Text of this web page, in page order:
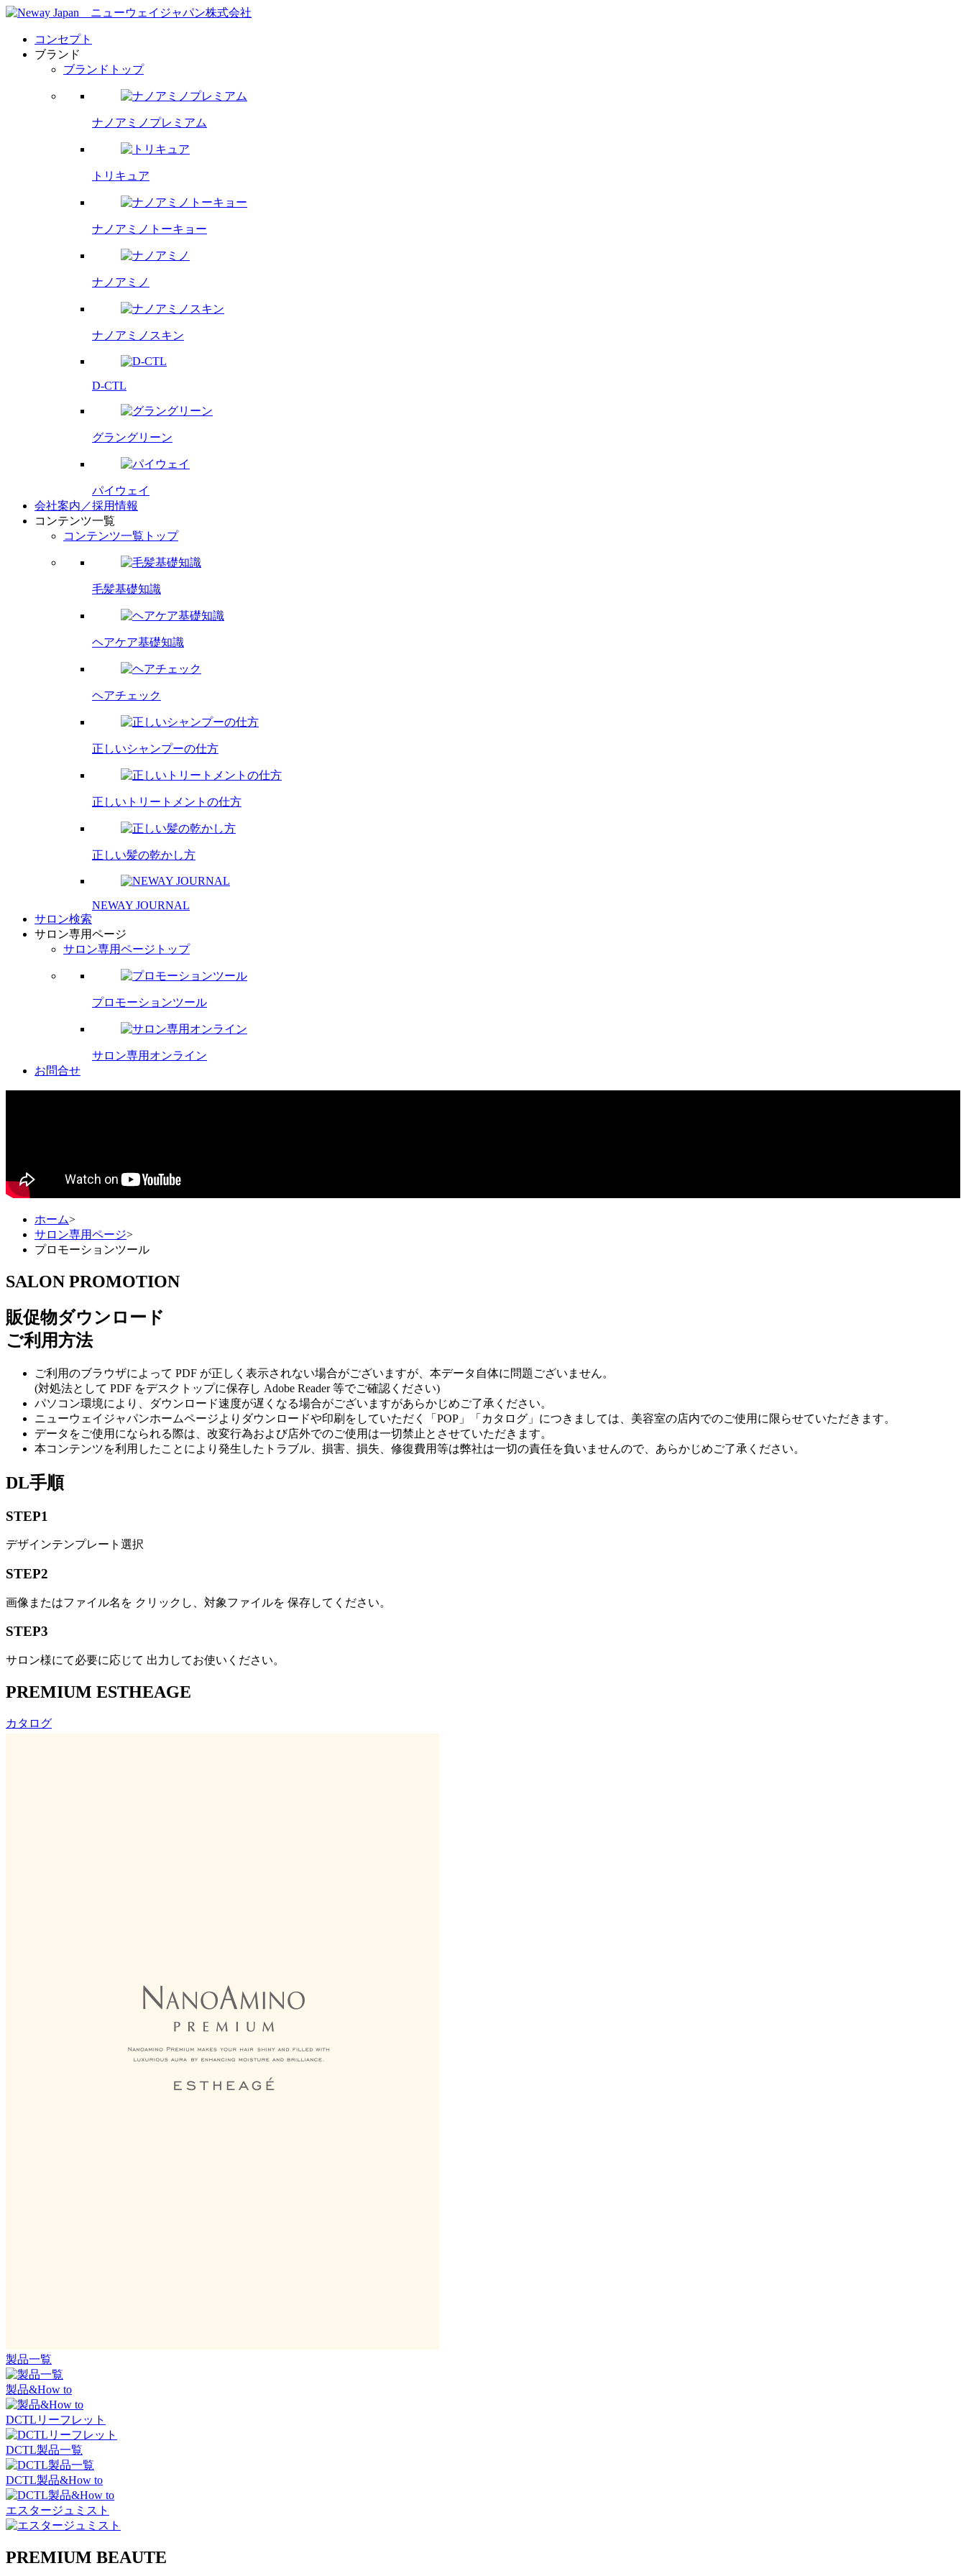
コンセプト
ブランド
ブランドトップ
ナノアミノプレミアム
トリキュア
ナノアミノトーキョー
ナノアミノ
ナノアミノスキン
D-CTL
グラングリーン
パイウェイ
会社案内／採用情報
コンテンツ一覧
コンテンツ一覧トップ
毛髪基礎知識
ヘアケア基礎知識
ヘアチェック
正しいシャンプーの仕方
正しいトリートメントの仕方
正しい髪の乾かし方
NEWAY JOURNAL
サロン検索
サロン専用ページ
サロン専用ページトップ
プロモーションツール
サロン専用オンライン
お問合せ
ホーム>
サロン専用ページ>
プロモーションツール
SALON PROMOTION
販促物ダウンロード
ご利用方法
ご利用のブラウザによって PDF が正しく表示されない場合がございますが、本データ自体に問題ございません。
(対処法として PDF をデスクトップに保存し Adobe Reader 等でご確認ください)
パソコン環境により、ダウンロード速度が遅くなる場合がございますがあらかじめご了承ください。
ニューウェイジャパンホームページよりダウンロードや印刷をしていただく「POP」「カタログ」につきましては、美容室の店内でのご使用に限らせていただきます。
データをご使用になられる際は、改変行為および店外でのご使用は一切禁止とさせていただきます。
本コンテンツを利用したことにより発生したトラブル、損害、損失、修復費用等は弊社は一切の責任を負いませんので、あらかじめご了承ください。
DL手順
STEP1
デザインテンプレート選択
STEP2
画像またはファイル名を クリックし、対象ファイルを 保存してください。
STEP3
サロン様にて必要に応じて 出力してお使いください。
PREMIUM ESTHEAGE
カタログ
製品一覧
製品&How to
DCTLリーフレット
DCTL製品一覧
DCTL製品&How to
エスタージュミスト
PREMIUM BEAUTE